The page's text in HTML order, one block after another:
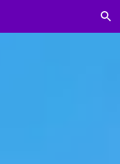
Skip to navigation